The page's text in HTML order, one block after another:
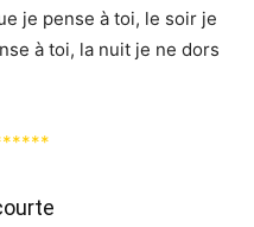
je pense à toi, le soir je
à toi, la nuit je ne dors